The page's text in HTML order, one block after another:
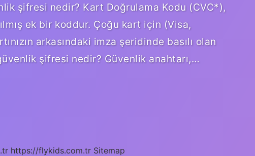
şifresi nedir? Kart Doğrulama Kodu (CVC*),
ek bir koddur. Çoğu kart için (Visa,
arkasındaki imza şeridinde basılı olan
şifresi nedir? Güvenlik anahtarı,…
https://flykids.com.tr Sitemap